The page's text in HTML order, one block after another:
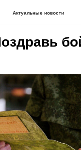
Актуальные новости